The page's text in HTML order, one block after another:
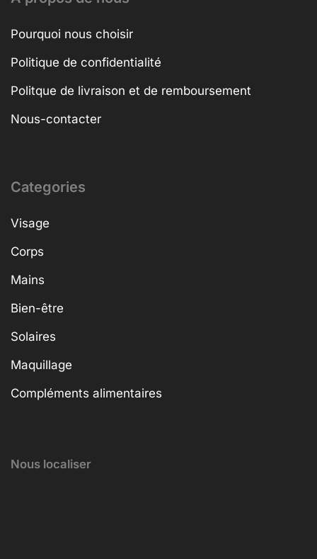
Pourquoi nous choisir
Politique de confidentialité
Politque de livraison et de remboursement
Nous-contacter
Categories
Visage
Corps
Mains
Bien-être
Solaires
Maquillage
Compléments alimentaires
Nous localiser